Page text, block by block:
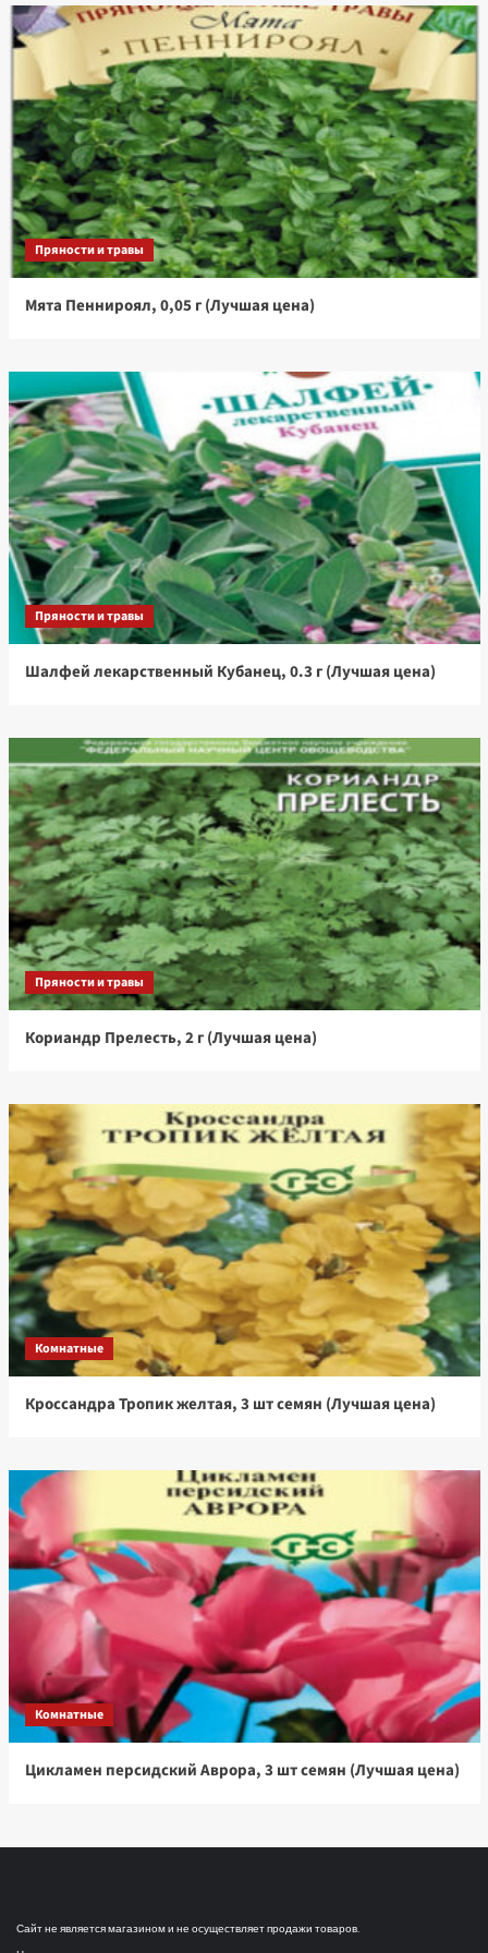
Пряности и травы
Мята Пеннироял, 0,05 г (Лучшая цена)
Пряности и травы
Шалфей лекарственный Кубанец, 0.3 г (Лучшая цена)
Пряности и травы
Кориандр Прелесть, 2 г (Лучшая цена)
Комнатные
Кроссандра Тропик желтая, 3 шт семян (Лучшая цена)
Комнатные
Цикламен персидский Аврора, 3 шт семян (Лучшая цена)
Сайт не является магазином и не осуществляет продажи товаров.